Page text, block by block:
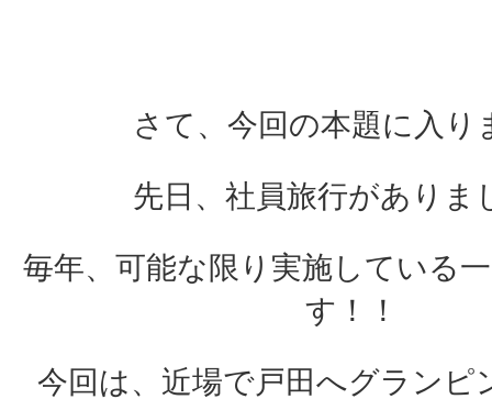
さて、今回の本題に入り
先日、社員旅行がありま
毎年、可能な限り実施している
す！！
今回は、近場で戸田へグランピ